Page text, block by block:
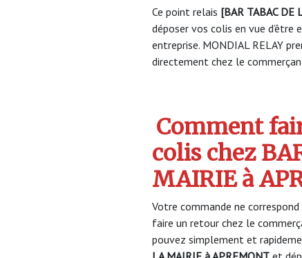
Ce point relais [BAR TABAC DE
déposer vos colis en vue d’être
entreprise. MONDIAL RELAY
directement chez le
Comment
colis chez
MAIRIE à
Votre commande ne
faire un retour chez le
pouvez simplement et